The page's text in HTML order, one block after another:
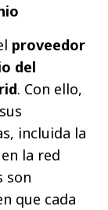
proveedor
del
. Con ello,
incluida la
la red
son
que cada